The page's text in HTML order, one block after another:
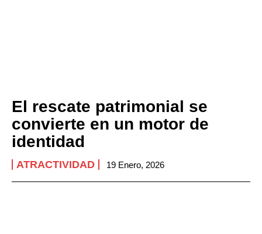
El rescate patrimonial se
convierte en un motor de
identidad
ATRACTIVIDAD 19 Enero, 2026